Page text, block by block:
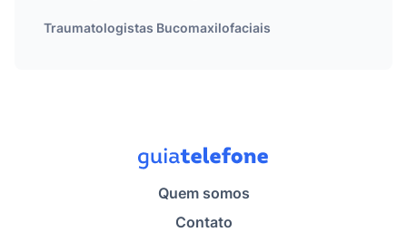
Traumatologistas Bucomaxilofaciais
Quem somos
Contato